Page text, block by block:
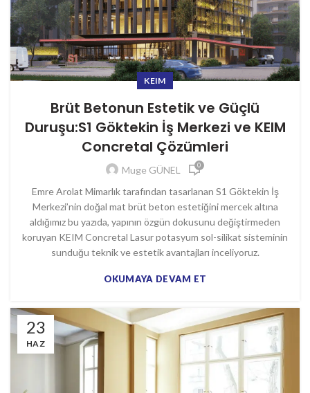
KEIM
Brüt Betonun Estetik ve Güçlü
Duruşu:S1 Göktekin İş Merkezi ve KEIM
Concretal Çözümleri
Muge GÜNEL 0
Emre Arolat Mimarlık tarafından tasarlanan S1 Göktekin İş
Merkezi’nin doğal mat brüt beton estetiğini mercek altına
aldığımız bu yazıda, yapının özgün dokusunu değiştirmeden
koruyan KEIM Concretal Lasur potasyum sol-silikat sisteminin
sunduğu teknik ve estetik avantajları inceliyoruz.
OKUMAYA DEVAM ET
23
HAZ